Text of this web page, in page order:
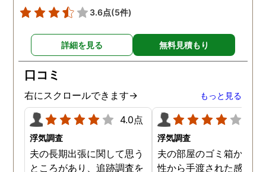
ることができて良かったの
かなと思うこともでき、彼
女とはこのまま自然消滅と
言う形で別れようと思いま
す。
ることも分かり、有利な
件で離婚ができそうです
3.6点(5件)
詳細を見る 無料見積もり
口コミ
右にスクロールできます→ もっと見る
4.0点
浮気調査
夫の長期出張に関して思う
ところがあり、追跡調査を
浮気調査
夫の部屋のゴミ箱から、
性から手渡された感じの